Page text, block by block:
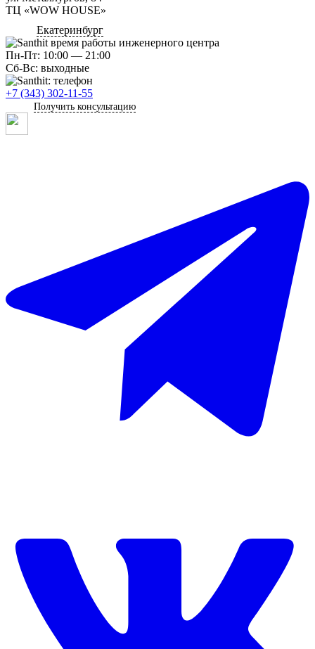
ТЦ «WOW HOUSE»
Екатеринбург
Пн-Пт: 10:00 — 21:00
Сб-Вс: выходные
+7 (343) 302-11-55
Получить консультацию